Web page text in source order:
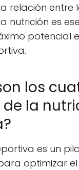
relación entre
nutrición es
potencial
los
la
es un
optimizar el